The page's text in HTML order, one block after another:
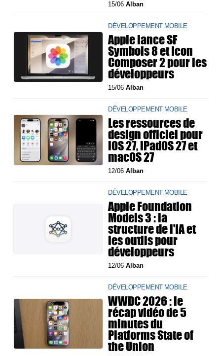
15/06Alban
DÉVELOPPEMENT MOBILE
Apple lance SF
Symbols 8 et Icon
Composer 2 pour les
développeurs
15/06Alban
DÉVELOPPEMENT MOBILE
Les ressources de
design officiel pour
iOS 27, iPadOS 27 et
macOS 27
12/06Alban
DÉVELOPPEMENT MOBILE
Apple Foundation
Models 3 : la
structure de l'IA et
les outils pour
développeurs
12/06Alban
DÉVELOPPEMENT MOBILE
WWDC 2026 : le
récap vidéo de 5
minutes du
Platforms State of
the Union